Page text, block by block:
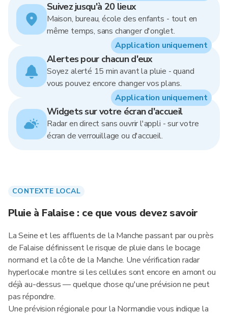
Suivez jusqu'à 20 lieux
Maison, bureau, école des enfants - tout en
même temps, sans changer d'onglet.
Alertes pour chacun d'eux
Soyez alerté 15 min avant la pluie - quand
vous pouvez encore changer vos plans.
Application uniquement
Widgets sur votre écran d'accueil
Radar en direct sans ouvrir l'appli - sur votre
écran de verrouillage ou d'accueil.
Application uniquement
CONTEXTE LOCAL
Pluie à Falaise : ce que vous devez savoir
La Seine et les affluents de la Manche passant par ou près
de Falaise définissent le risque de pluie dans le bocage
normand et la côte de la Manche. Une vérification radar
hyperlocale montre si les cellules sont encore en amont ou
déjà au-dessus — quelque chose qu'une prévision ne peut
pas répondre.
Une prévision régionale pour la Normandie vous indique la